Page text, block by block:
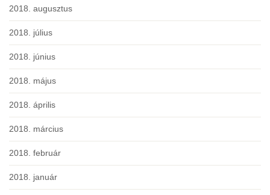
2018. augusztus
2018. július
2018. június
2018. május
2018. április
2018. március
2018. február
2018. január